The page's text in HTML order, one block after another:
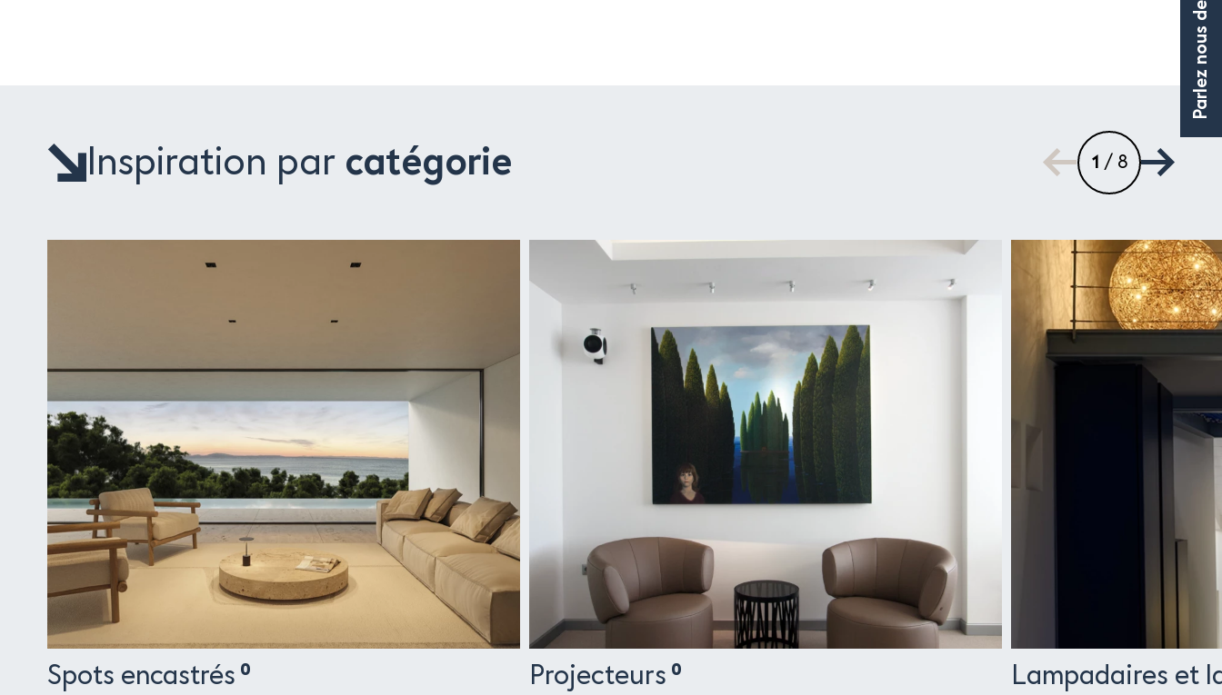
Inspiration par catégorie 1 / 8
Spots encastrés 0 Projecteurs 0 Lampadaires et